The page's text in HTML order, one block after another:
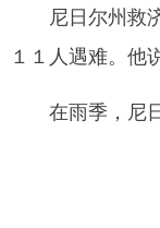
尼日尔州救济
１１人遇难。他
在雨季，尼日